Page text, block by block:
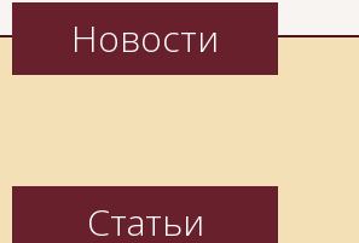
Новости
Статьи